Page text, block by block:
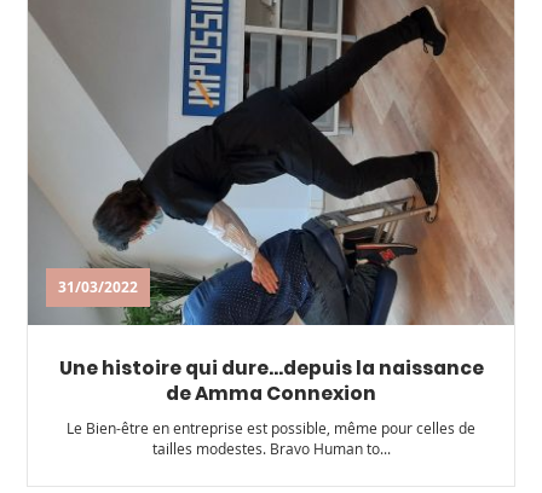
31/03/2022
Une histoire qui dure...depuis la naissance
de Amma Connexion
Le Bien-être en entreprise est possible, même pour celles de
tailles modestes. Bravo Human to...